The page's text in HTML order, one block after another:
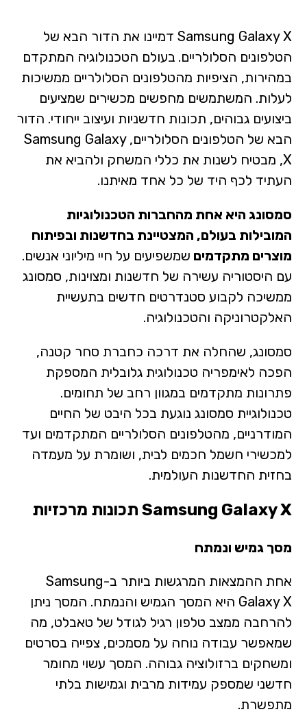
Samsung Galaxy X דמיינו את הדור הבא של
הטלפונים הסלולריים. בעולם הטכנולוגיה המתקדם
במהירות, הציפיות מהטלפונים הסלולריים ממשיכות
לעלות. המשתמשים מחפשים מכשירים שמציעים
ביצועים גבוהים, תכונות חדשניות ועיצוב ייחודי. הדור
הבא של הטלפונים הסלולריים, Samsung Galaxy
X, מבטיח לשנות את כללי המשחק ולהביא את
העתיד לכף היד של כל אחד מאיתנו.
סמסונג היא אחת מהחברות הטכנולוגיות
המובילות בעולם, המצטיינת בחדשנות ובפיתוח
מוצרים מתקדמים שמשפיעים על חיי מיליוני אנשים.
עם היסטוריה עשירה של חדשנות ומצוינות, סמסונג
ממשיכה לקבוע סטנדרטים חדשים בתעשיית
האלקטרוניקה והטכנולוגיה.
סמסונג, שהחלה את דרכה כחברת סחר קטנה,
הפכה לאימפריה טכנולוגית גלובלית המספקת
פתרונות מתקדמים במגוון רחב של תחומים.
טכנולוגיית סמסונג נוגעת בכל היבט של החיים
המודרניים, מהטלפונים הסלולריים המתקדמים ועד
למכשירי חשמל חכמים לבית, ושומרת על מעמדה
בחזית החדשנות העולמית.
Samsung Galaxy X תכונות מרכזיות
מסך גמיש ונמתח
אחת ההמצאות המרגשות ביותר ב-Samsung
Galaxy X היא המסך הגמיש והנמתח. המסך ניתן
להרחבה ממצב טלפון רגיל לגודל של טאבלט, מה
שמאפשר עבודה נוחה על מסמכים, צפייה בסרטים
ומשחקים ברזולוציה גבוהה. המסך עשוי מחומר
חדשני שמספק עמידות מרבית וגמישות בלתי
מתפשרת.